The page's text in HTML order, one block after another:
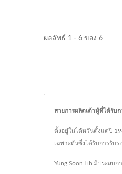
ผลลัพธ์ 1 - 6 ของ 6
สายการผลิตเต้าหู้ที่ได้รับ
ตั้งอยู่ในไต้หวันตั้งแต่ปี
เฉพาะตัวซึ่งได้รับการรับร
Yung Soon Lih มีประสบ